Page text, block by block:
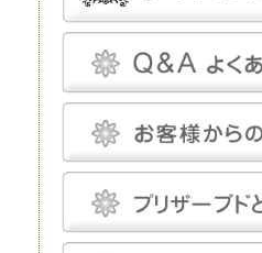
プリザーブドフラワー
プリザーブドフラワーは、一見、生花
ための作業も施されます。
プリザーブドフラワーは染色も可能で
るのですが、メンテナンスフリーとい
温度と湿度に対してはデリケートで、
いと、ヒビや色あせなどの発生を招き
なしにして完全管理する必要はなく、
プリザーブドフラワーにとって最適な
50％程度です。プリザーブドフラワー
で、茎は後付けになります。そのため
プレイまで、さまざまな用途で使えます
生花